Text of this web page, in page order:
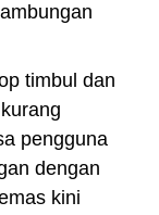
timbul dan
pengguna
dengan
kini